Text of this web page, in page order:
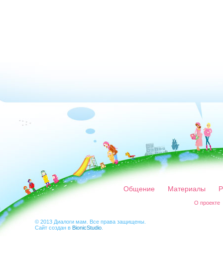
Общение Материалы
О проекте
© 2013 Диалоги мам. Все права защищены.
Сайт создан в BionicStudio